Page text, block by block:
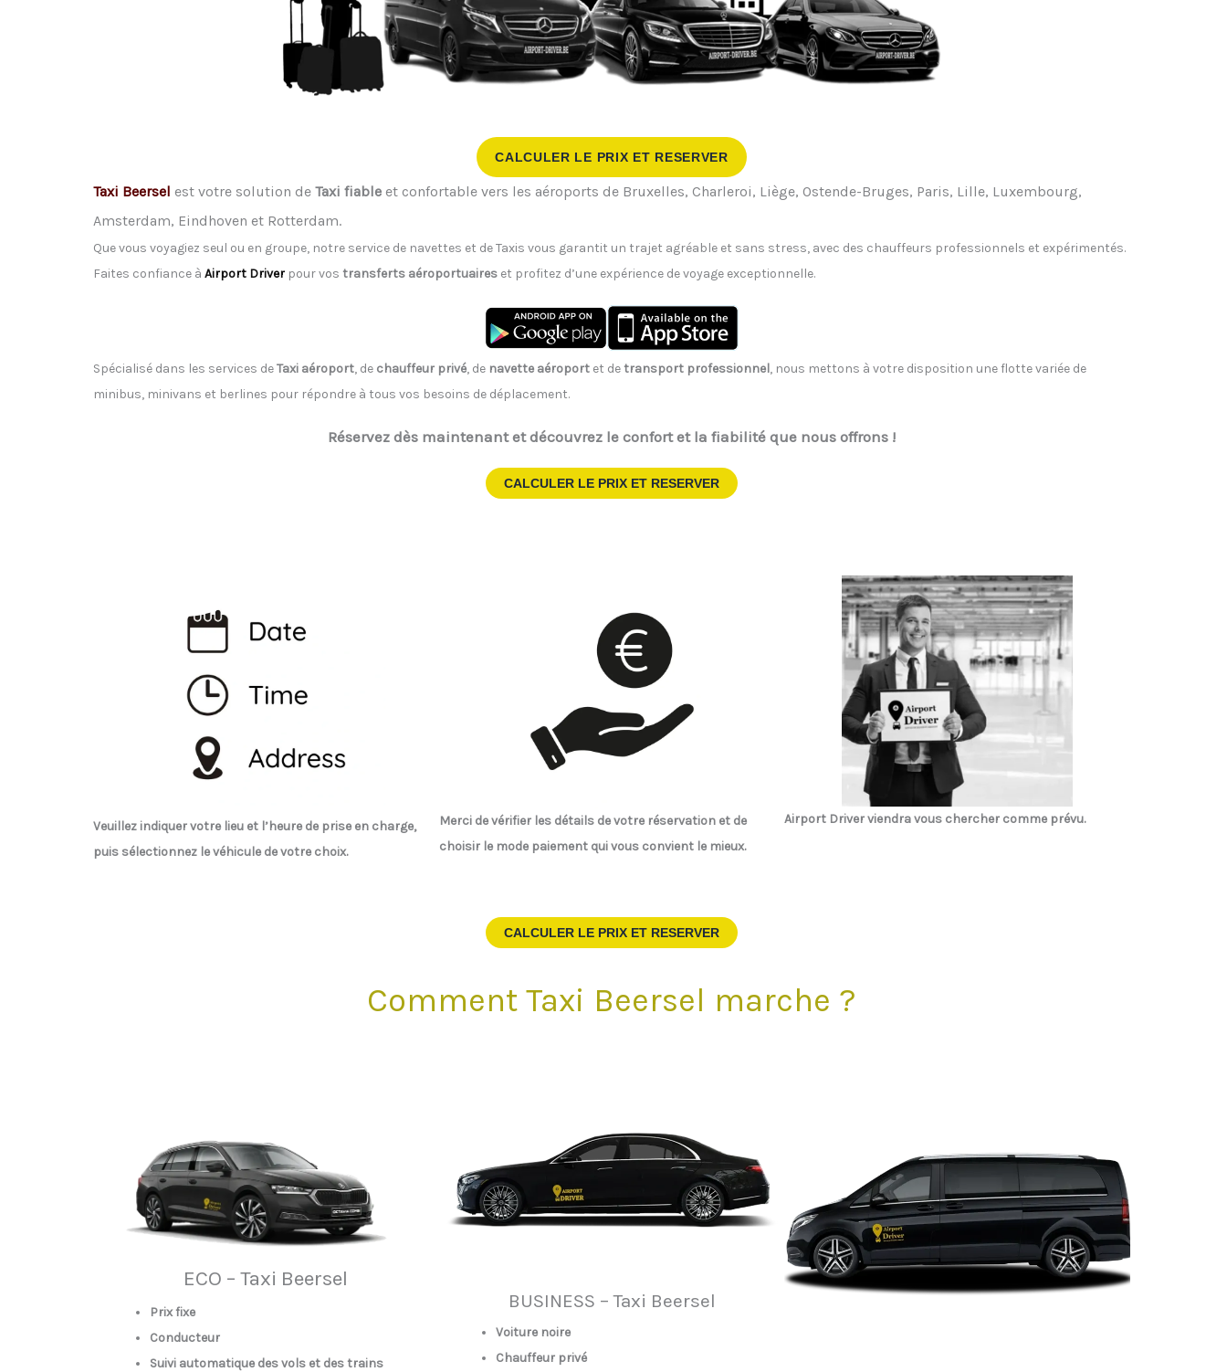
CALCULER LE PRIX ET RESERVER
Taxi Beersel est votre solution de Taxi fiable et confortable vers les aéroports de Bruxelles, Charleroi, Liège, Ostende-Bruges, Paris, Lille, Luxembourg,
Amsterdam, Eindhoven et Rotterdam.
Que vous voyagiez seul ou en groupe, notre service de navettes et de Taxis vous garantit un trajet agréable et sans stress, avec des chauffeurs professionnels et expérimentés.
Faites confiance à Airport Driver pour vos transferts aéroportuaires et profitez d’une expérience de voyage exceptionnelle.
Spécialisé dans les services deTaxi aéroport, de chauffeur privé, de navette aéroport et detransport professionnel, nous mettons à votre disposition une flotte variée de
minibus, minivans et berlines pour répondre à tous vos besoins de déplacement.
Réservez dès maintenant et découvrez le confort et la fiabilité que nous offrons !
CALCULER LE PRIX ET RESERVER
Veuillez indiquer votre lieu et l’heure de prise en charge,
puis sélectionnez le véhicule de votre choix.
Merci de vérifier les détails de votre réservation et de
choisir le mode paiement qui vous convient le mieux.
Airport Driverviendra vous chercher comme prévu.
CALCULER LE PRIX ET RESERVER
Comment Taxi Beersel marche ?
ECO – Taxi Beersel
Prix fixe
Conducteur
Suivi automatique des vols et des trains
BUSINESS – Taxi Beersel
Voiture noire
Chauffeur privé